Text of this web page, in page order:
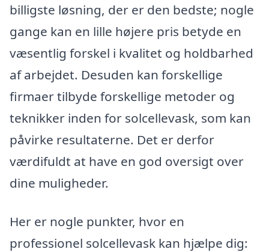
billigste løsning, der er den bedste; nogle
gange kan en lille højere pris betyde en
væsentlig forskel i kvalitet og holdbarhed
af arbejdet. Desuden kan forskellige
firmaer tilbyde forskellige metoder og
teknikker inden for solcellevask, som kan
påvirke resultaterne. Det er derfor
værdifuldt at have en god oversigt over
dine muligheder.
Her er nogle punkter, hvor en
professionel solcellevask kan hjælpe dig: